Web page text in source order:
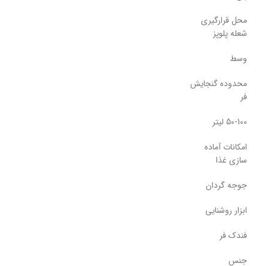
محل قرارگیری
شعله پلوپز
وسط
محدوده گنجایش
فر
50-100 لیتر
امکانات آماده
سازی غذا
جوجه گردان
ابزار روشنایی
فندک فر
جنس